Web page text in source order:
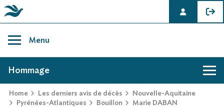
content
Menu
AVIS DE DÉCÈS DE MARIE DABAN
Home Les derniers avis de décès
Nouvelle-Aquitaine
Pyrénées-Atlantiques
Bouillon Marie DABAN
Hommage